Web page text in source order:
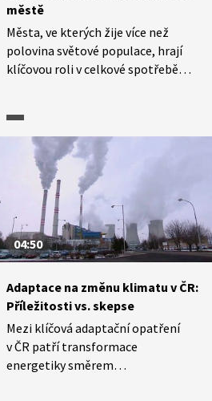
městě
Města, ve kterých žije více než
polovina světové populace, hrají
klíčovou roli v celkové spotřebě
strategiemi, které řeší správné
využití teploty budovy. Na příkladu
modelu nově postaveného centra
Istanbulu se testuje, do jaké míry
jsou budovy ovlivněné okolním
prostředím a jak na něj mohou
reagovat.
04:50
Adaptace na změnu klimatu v ČR:
Příležitosti vs. skepse
Mezi klíčová adaptační opatření
v ČR patří transformace
energetiky směrem